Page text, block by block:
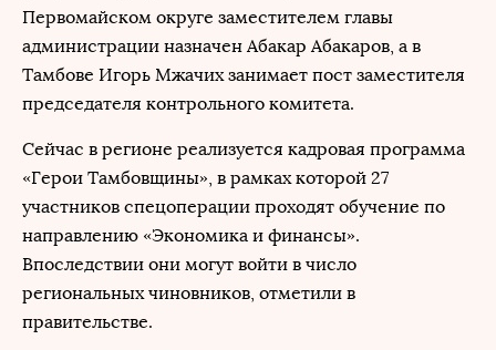
Первомайском округе заместителем главы
администрации назначен Абакар Абакаров, а в
Тамбове Игорь Мжачих занимает пост заместителя
председателя контрольного комитета.
Сейчас в регионе реализуется кадровая программа
«Герои Тамбовщины», в рамках которой 27
участников спецоперации проходят обучение по
направлению «Экономика и финансы».
Впоследствии они могут войти в число
региональных чиновников, отметили в
правительстве.